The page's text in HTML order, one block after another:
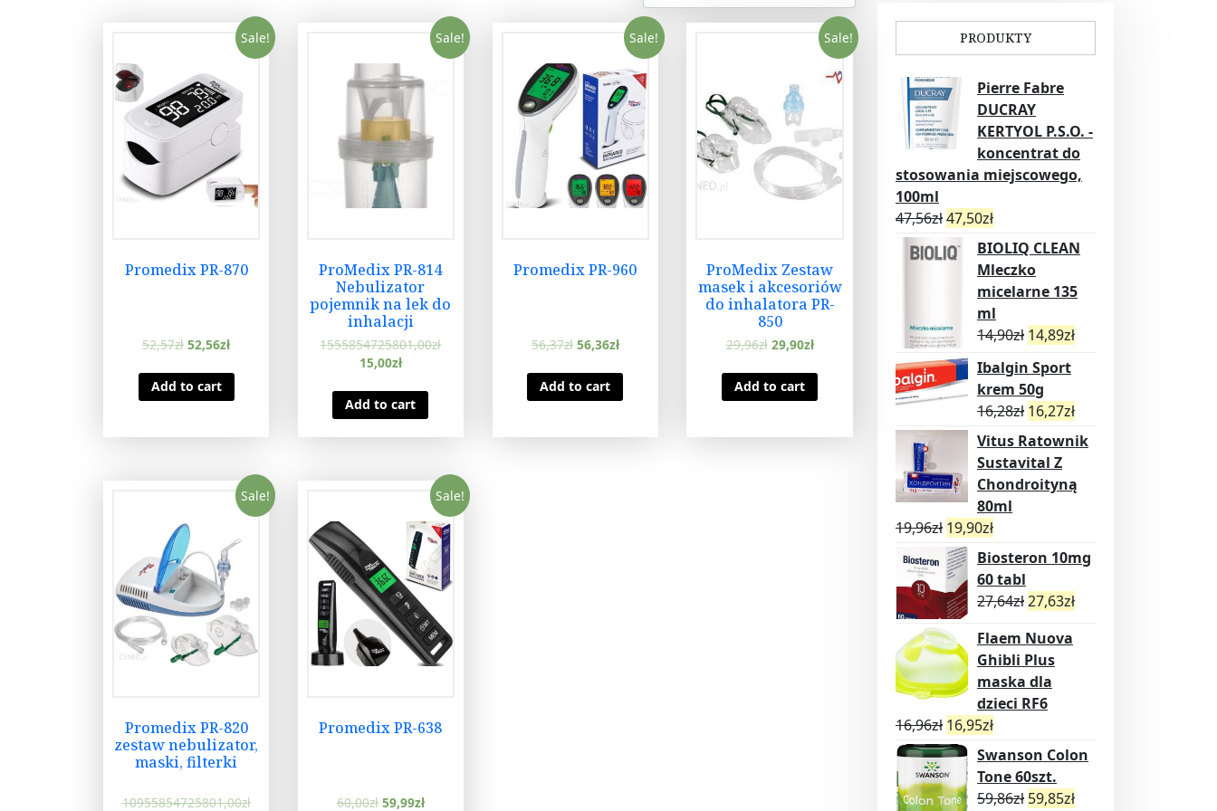
Sale!
Promedix PR-870
52,57zł 52,56zł
Add to cart
Sale!
ProMedix PR-814
Nebulizator
pojemnik na lek do
inhalacji
1555854725801,00zł
15,00zł
Add to cart
Sale!
Promedix PR-960
56,37zł 56,36zł
Add to cart
Sale!
ProMedix Zestaw
masek i akcesoriów
do inhalatora PR-
850
29,96zł 29,90zł
Add to cart
Sale!
Promedix PR-820
zestaw nebulizator,
maski, filterki
10955854725801,00zł
Sale!
Promedix PR-638
60,00zł 59,99zł
PRODUKTY
Pierre Fabre
DUCRAY
KERTYOL P.S.O. -
koncentrat do
stosowania miejscowego,
100ml
47,56zł47,50zł
BIOLIQ CLEAN
Mleczko
micelarne 135
ml
14,90zł 14,89zł
Ibalgin Sport
krem 50g
16,28zł 16,27zł
Vitus Ratownik
Sustavital Z
Chondroityną
80ml
19,96zł 19,90zł
Biosteron 10mg
60 tabl
27,64zł27,63zł
Flaem Nuova
Ghibli Plus
maska dla
dzieci RF6
16,96zł 16,95zł
Swanson Colon
Tone 60szt.
59,86zł 59,85zł